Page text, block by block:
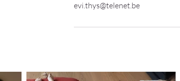
evi.thys@telenet.be